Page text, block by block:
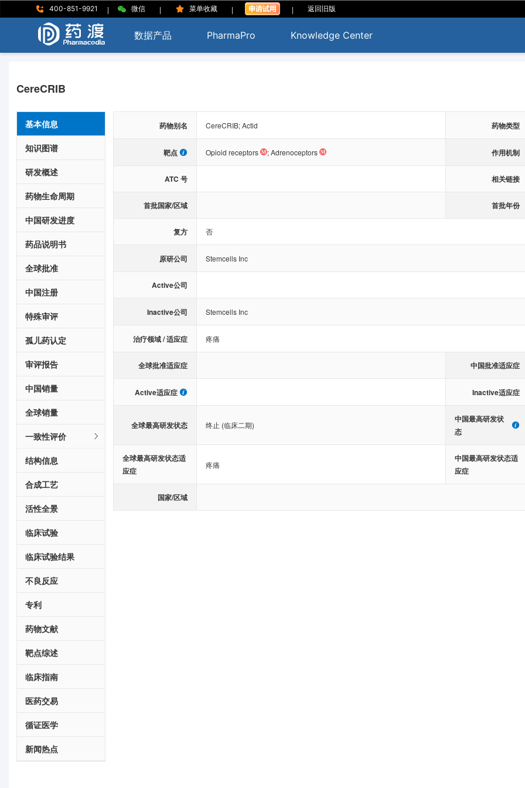
400-851-9921 | 微信 | 菜单收藏 | | 返回旧版
数据产品 PharmaPro Knowledge Center
CereCRIB
基本信息
知识图谱
研发概述
药物生命周期
中国研发进度
药品说明书
全球批准
中国注册
特殊审评
孤儿药认定
审评报告
中国销量
全球销量
一致性评价
结构信息
合成工艺
活性全景
临床试验
临床试验结果
不良反应
专利
药物文献
靶点综述
临床指南
医药交易
循证医学
新闻热点
药物别名 CereCRIB; Actid 药物类型
靶点 Opioid receptors ;Adrenoceptors 作用机制
ATC 号 相关链接
首批国家/区域 首批年份
复方 否
原研公司 Stemcells Inc
Active公司
Inactive公司 Stemcells Inc
治疗领域 / 适应症 疼痛
全球批准适应症 中国批准适应症
Active适应症 Inactive适应症
全球最高研发状态 终止 (临床二期)
中国最高研发状
态
全球最高研发状态适
应症
疼痛
中国最高研发状态适
应症
国家/区域